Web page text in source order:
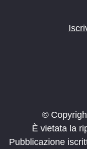
©
È vietata la
Pubblicazione